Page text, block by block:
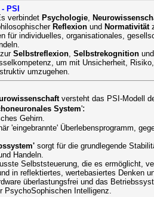
PSI
verbindet Psychologie,
Reflexion und Normativität
für individuelles, organisationales,
Selbstreflexion, Selbstrekognition und
um mit Unsicherheit,
umzugehen.
versteht das PSI-Modell
System':
Gehirn.
'eingebrannte' Überlebensprogramm,
' sorgt für die grundlegende
Handeln.
Selbststeuerung, die es ermöglicht,
in reflektiertes, wertebasiertes Denken
überlastungsfrei und das
PsychoSophischen Intelligenz.